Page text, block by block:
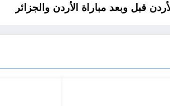
قبل وبعد مباراة الأردن والجزائر